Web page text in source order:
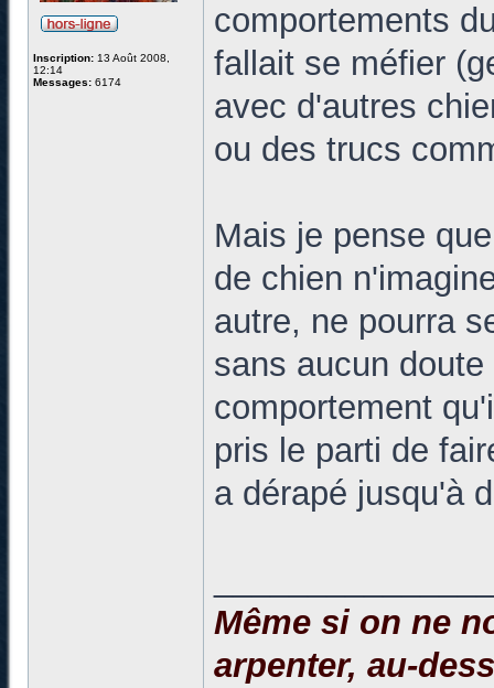
Inscription: 13 Août 2008,
12:14
Messages: 6174
comportements
fallait se méfier
avec d'autres
ou des trucs
Mais je pense
de chien
autre, ne pourra
sans aucun
comportement
pris le parti de
a dérapé jusqu'à
Même si on ne
arpenter, au-